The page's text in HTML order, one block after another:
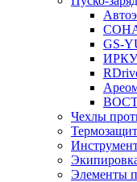
GS-
Чехлы
Элементы